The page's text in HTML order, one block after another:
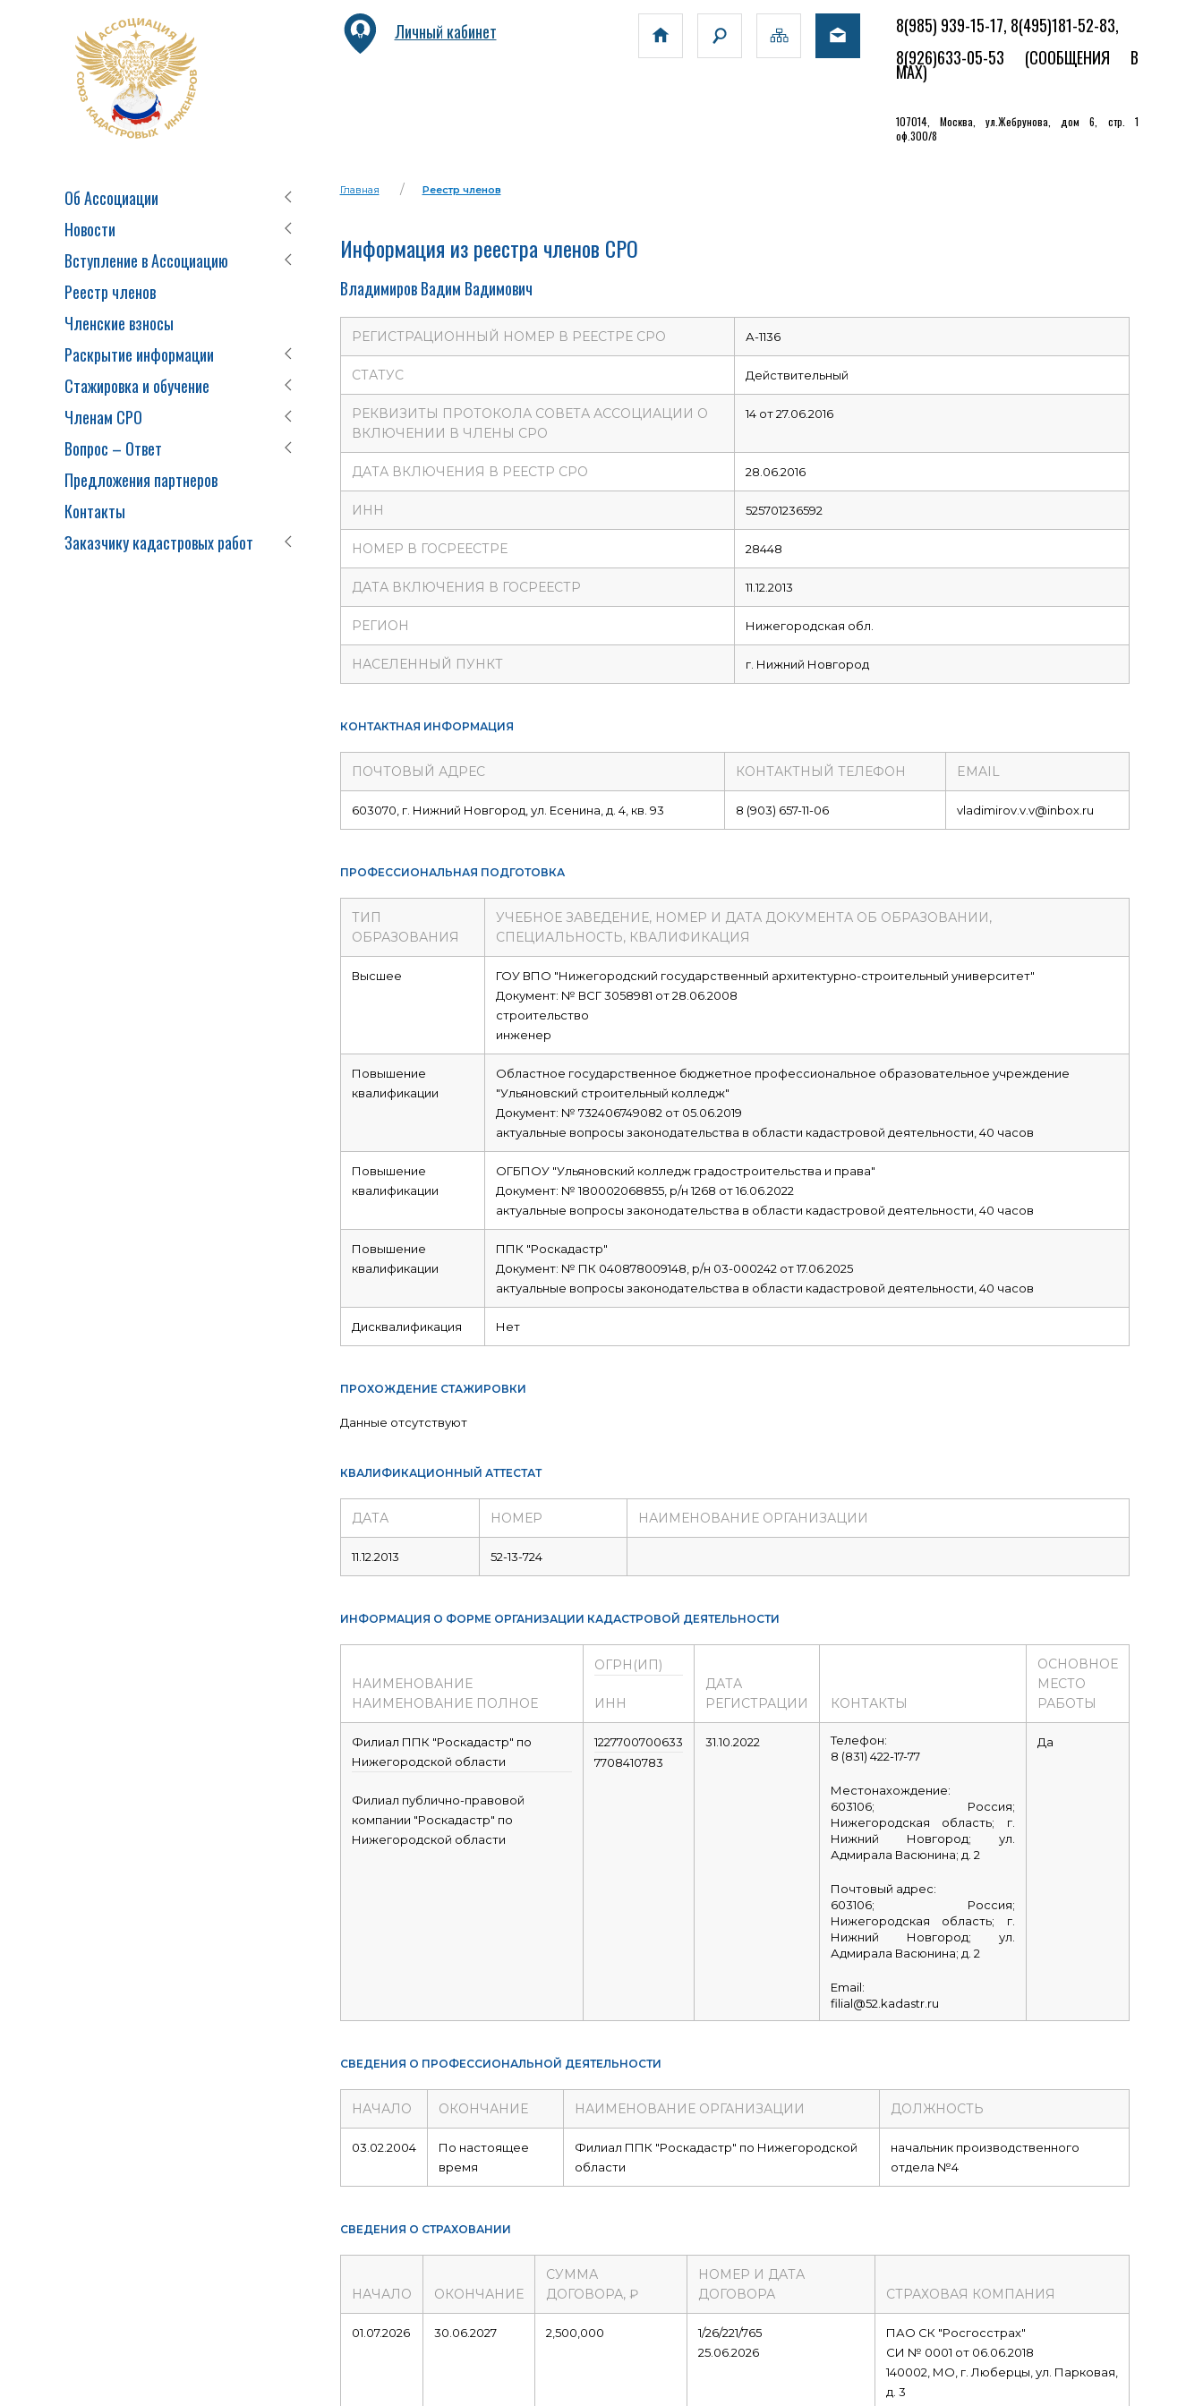
Об Ассоциации
Новости
Вступление в Ассоциацию
Реестр членов
Членские взносы
Раскрытие информации
Стажировка и обучение
Членам СРО
Вопрос – Ответ
Предложения партнеров
Контакты
Заказчику кадастровых работ
Личный кабинет
8(985) 939-15-17, 8(495)181-52-83,
8(926)633-05-53 (СООБЩЕНИЯ В
MAX)
107014, Москва, ул.Жебрунова, дом 6, стр. 1
оф.300/8
Главная Реестр членов
Информация из реестра членов СРО
Владимиров Вадим Вадимович
РЕГИСТРАЦИОННЫЙ НОМЕР В РЕЕСТРЕ СРО А-1136
СТАТУС Действительный
РЕКВИЗИТЫ ПРОТОКОЛА СОВЕТА АССОЦИАЦИИ О
ВКЛЮЧЕНИИ В ЧЛЕНЫ СРО
14 от 27.06.2016
ДАТА ВКЛЮЧЕНИЯ В РЕЕСТР СРО 28.06.2016
ИНН 525701236592
НОМЕР В ГОСРЕЕСТРЕ 28448
ДАТА ВКЛЮЧЕНИЯ В ГОСРЕЕСТР 11.12.2013
РЕГИОН Нижегородская обл.
НАСЕЛЕННЫЙ ПУНКТ г. Нижний Новгород
КОНТАКТНАЯ ИНФОРМАЦИЯ
ПОЧТОВЫЙ АДРЕС КОНТАКТНЫЙ ТЕЛЕФОН EMAIL
603070, г. Нижний Новгород, ул. Есенина, д. 4, кв. 93 8 (903) 657-11-06 vladimirov.v.v@inbox.ru
ПРОФЕССИОНАЛЬНАЯ ПОДГОТОВКА
ТИП
ОБРАЗОВАНИЯ
УЧЕБНОЕ ЗАВЕДЕНИЕ, НОМЕР И ДАТА ДОКУМЕНТА ОБ ОБРАЗОВАНИИ,
СПЕЦИАЛЬНОСТЬ, КВАЛИФИКАЦИЯ
Высшее
ГОУ ВПО "Нижегородский государственный архитектурно-строительный университет"
Документ: № ВСГ 3058981 от 28.06.2008
строительство
инженер
Повышение
квалификации
Областное государственное бюджетное профессиональное образовательное учреждение
"Ульяновский строительный колледж"
Документ: № 732406749082 от 05.06.2019
актуальные вопросы законодательства в области кадастровой деятельности, 40 часов
Повышение
квалификации
ОГБПОУ "Ульяновский колледж градостроительства и права"
Документ: № 180002068855, р/н 1268 от 16.06.2022
актуальные вопросы законодательства в области кадастровой деятельности, 40 часов
Повышение
квалификации
ППК "Роскадастр"
Документ: № ПК 040878009148, р/н 03-000242 от 17.06.2025
актуальные вопросы законодательства в области кадастровой деятельности, 40 часов
Дисквалификация Нет
ПРОХОЖДЕНИЕ СТАЖИРОВКИ
Данные отсутствуют
КВАЛИФИКАЦИОННЫЙ АТТЕСТАТ
ДАТА НОМЕР НАИМЕНОВАНИЕ ОРГАНИЗАЦИИ
11.12.2013 52-13-724
ИНФОРМАЦИЯ О ФОРМЕ ОРГАНИЗАЦИИ КАДАСТРОВОЙ ДЕЯТЕЛЬНОСТИ
НАИМЕНОВАНИЕ
НАИМЕНОВАНИЕ ПОЛНОЕ
ОГРН(ИП)
ИНН
ДАТА
РЕГИСТРАЦИИ
КОНТАКТЫ
ОСНОВНОЕ
МЕСТО
РАБОТЫ
Филиал ППК "Роскадастр" по
Нижегородской области
Филиал публично-правовой
компании "Роскадастр" по
Нижегородской области
1227700700633
7708410783
31.10.2022
Телефон:
8 (831) 422-17-77
Местонахождение:
603106; Россия;
Нижегородская область; г.
Нижний Новгород; ул.
Адмирала Васюнина; д. 2
Почтовый адрес:
603106; Россия;
Нижегородская область; г.
Нижний Новгород; ул.
Адмирала Васюнина; д. 2
Email:
filial@52.kadastr.ru​
Да
СВЕДЕНИЯ О ПРОФЕССИОНАЛЬНОЙ ДЕЯТЕЛЬНОСТИ
НАЧАЛО ОКОНЧАНИЕ НАИМЕНОВАНИЕ ОРГАНИЗАЦИИ ДОЛЖНОСТЬ
03.02.2004
По настоящее
время
Филиал ППК "Роскадастр" по Нижегородской
области
начальник производственного
отдела №4
СВЕДЕНИЯ О СТРАХОВАНИИ
НАЧАЛО ОКОНЧАНИЕ
СУММА
ДОГОВОРА, ₽
НОМЕР И ДАТА
ДОГОВОРА
СТРАХОВАЯ КОМПАНИЯ
01.07.2026 30.06.2027 2,500,000
1/26/221/765
25.06.2026
ПАО СК "Росгосстрах"
СИ № 0001 от 06.06.2018
140002, МО, г. Люберцы, ул. Парковая,
д. 3